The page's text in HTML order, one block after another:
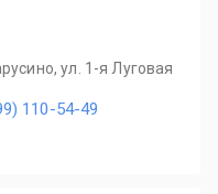
ул. 1-я Луговая
110-54-49